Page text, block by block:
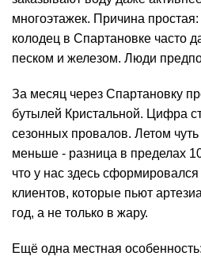
многоэтажек. Причина
колодец в Спартановке часто
песком и железом. Люди
За месяц через Спартановку
бутылей Кристальной. Цифра
сезонных провалов. Летом
меньше - разница в пределах
что у нас здесь
клиентов, которые пьют
год, а не только в жару.
Ещё одна местная